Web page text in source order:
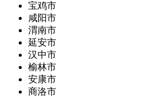
宝鸡市
咸阳市
渭南市
延安市
汉中市
榆林市
安康市
商洛市